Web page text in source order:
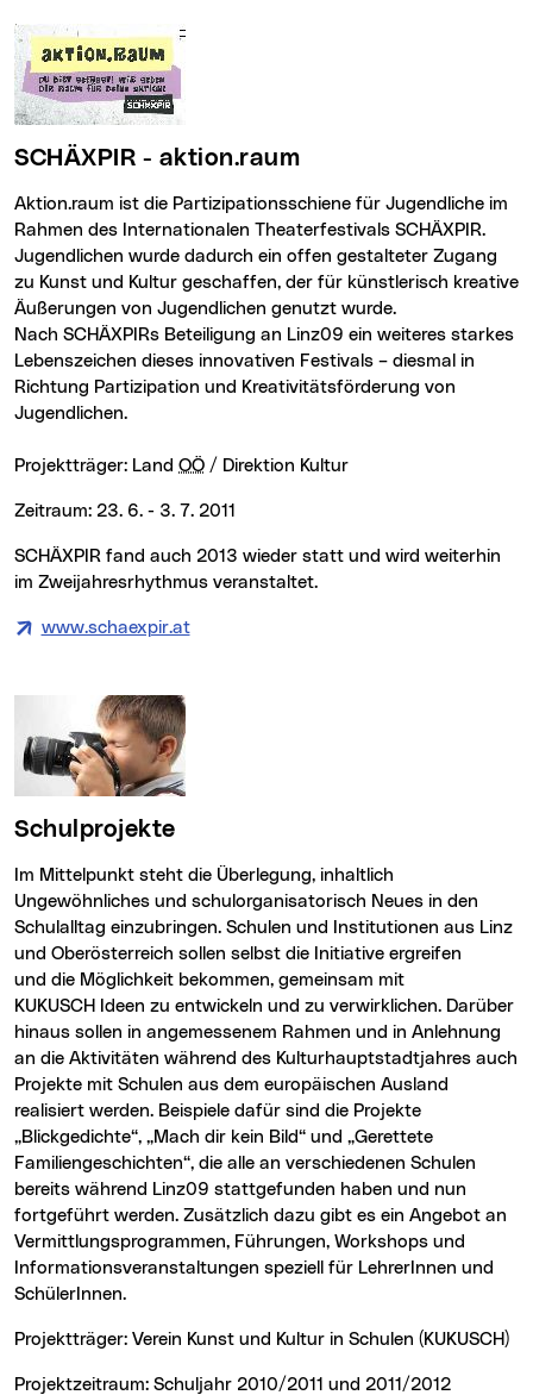
SCHÄXPIR - aktion.raum
aktion.raum ist die Partizipationsschiene für Jugendliche im
Rahmen des Internationalen Theaterfestivals SCHÄXPIR.
Jugendlichen wurde dadurch ein offen gestalteter Zugang
zu Kunst und Kultur geschaffen, der für künstlerisch kreative
Äußerungen von Jugendlichen genutzt wurde.
Nach SCHÄXPIRs Beteiligung an Linz09 ein weiteres starkes
Lebenszeichen dieses innovativen Festivals – diesmal in
Richtung Partizipation und Kreativitätsförderung von
Jugendlichen.
Projektträger: Land OÖ / Direktion Kultur
Zeitraum: 23. 6. - 3. 7. 2011
SCHÄXPIR fand auch 2013 wieder statt und wird weiterhin
im Zweijahresrhythmus veranstaltet.
www.schaexpir.at(neues Fenster)
Schulprojekte
Ungewöhnliches und schulorganisatorisch Neues in den
Schulalltag einzubringen. Schulen und Institutionen aus Linz
und Oberösterreich sollen selbst die Initiative ergreifen
und die Möglichkeit bekommen, gemeinsam mit
KUKUSCH Ideen zu entwickeln und zu verwirklichen. Darüber
hinaus sollen in angemessenem Rahmen und in Anlehnung
an die Aktivitäten während des Kulturhauptstadtjahres auch
Projekte mit Schulen aus dem europäischen Ausland
realisiert werden. Beispiele dafür sind die Projekte
„Blickgedichte“, „Mach dir kein Bild“ und „Gerettete
Familiengeschichten“, die alle an verschiedenen Schulen
bereits während Linz09 stattgefunden haben und nun
fortgeführt werden. Zusätzlich dazu gibt es ein Angebot an
Vermittlungsprogrammen, Führungen, Workshops und
Informationsveranstaltungen speziell für LehrerInnen und
SchülerInnen.
Projektträger: Verein Kunst und Kultur in Schulen (KUKUSCH)
Projektzeitraum: Schuljahr 2010/2011 und 2011/2012